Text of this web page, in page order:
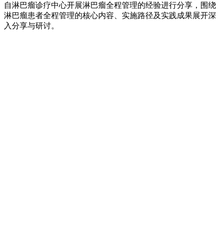
自淋巴瘤诊疗中心开展淋巴瘤全程管理的经验进行分享，围绕
淋巴瘤患者全程管理的核心内容、实施路径及实践成果展开深
入分享与研讨。